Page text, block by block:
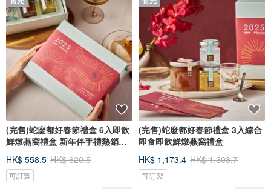
(完售)蛇麼都好春節禮盒 6入即飲
鮮燉燕窩禮盒 新年伴手禮熱銷
HK$ 558.5 HK$ 620.5
可訂製
(完售)蛇麼都好春節禮盒 3入綜合
即食即飲鮮燉燕窩禮盒
HK$ 1,173.4 HK$ 1,303.7
可訂製